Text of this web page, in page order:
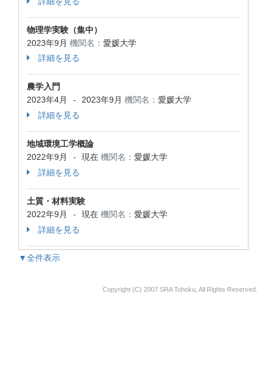
物理学実験（集中）
2023年9月 機関名： 愛媛大学
詳細を見る
農学入門
2023年4月
- 2023年9月 機関名： 愛媛大学
詳細を見る
地域環境工学概論
2022年9月
- 現在 機関名： 愛媛大学
詳細を見る
土質・材料実験
2022年9月
- 現在 機関名： 愛媛大学
詳細を見る
▼全件表示
Copyright (C) 2007 SRA Tohoku, All Rights Reserved.